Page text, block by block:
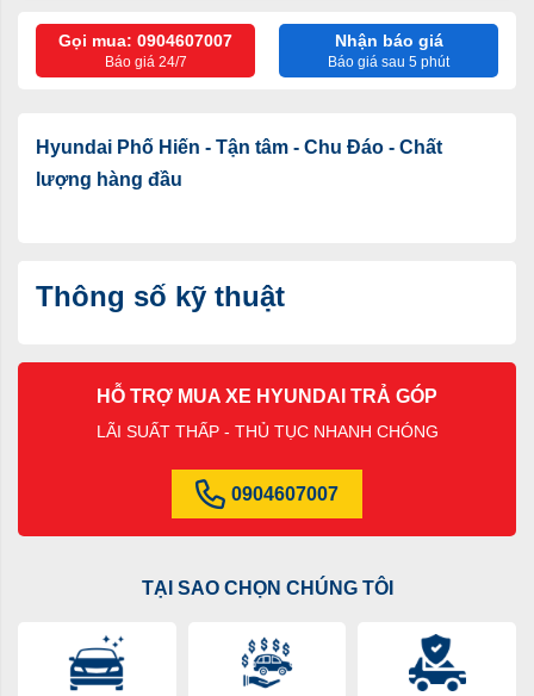
Gọi mua: 0904607007
Báo giá 24/7
Nhận báo giá
Báo giá sau 5 phút
Hyundai Phố Hiến - Tận tâm - Chu Đáo - Chất
lượng hàng đầu
Thông số kỹ thuật
HỖ TRỢ MUA XE HYUNDAI TRẢ GÓP
LÃI SUẤT THẤP - THỦ TỤC NHANH CHÓNG
0904607007
TẠI SAO CHỌN CHÚNG TÔI